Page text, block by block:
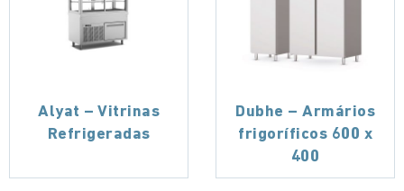
Alyat – Vitrinas
Refrigeradas
Dubhe – Armários
frigoríficos 600 x
400